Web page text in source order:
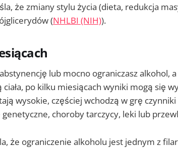
że zmiany stylu życia (dieta, redukcja
(NHLBI (NIH)).
lub mocno ograniczasz alkohol,
po kilku miesiącach wyniki mogą się
wysokie, częściej wchodzą w grę
choroby tarczycy, leki lub
że ograniczenie alkoholu jest jednym z